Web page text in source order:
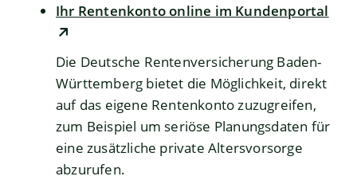
Ihr Rentenkonto online im Kundenportal
Die Deutsche Rentenversicherung Baden-
Württemberg bietet die Möglichkeit, direkt
auf das eigene Rentenkonto zuzugreifen,
zum Beispiel um seriöse Planungsdaten für
eine zusätzliche private Altersvorsorge
abzurufen.